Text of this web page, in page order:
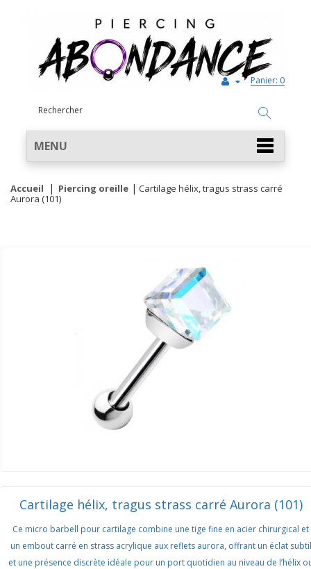
Panier: 0
MENU
Accueil Piercing oreille
Cartilage hélix, tragus strass carré
Aurora (101)
Cartilage hélix, tragus strass carré Aurora (101)
Ce micro barbell pour cartilage combine une tige fine en acier chirurgical et
un embout carré en strass acrylique aux reflets aurora, offrant un éclat subtil
et une présence discrète idéale pour un port quotidien au niveau de l’hélix